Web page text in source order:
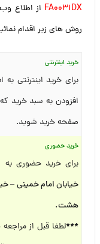
FA0031DX از اطلاع
روش های زیر اقدام
خرید اینترنتی
برای خرید اینترنتی
افزودن به سبد خرید
صفحه خرید شوید.
خرید حضوری
برای خرید حضوری
خیابان امام خمینی –
هشت.
***لطفا قبل از